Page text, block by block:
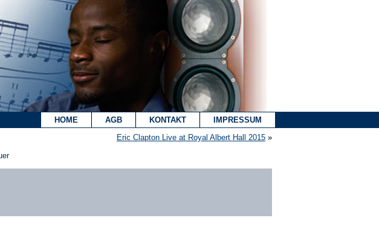
HOME AGB KONTAKT IMPRESSUM
`
Eric Clapton Live at Royal Albert Hall 2015 »